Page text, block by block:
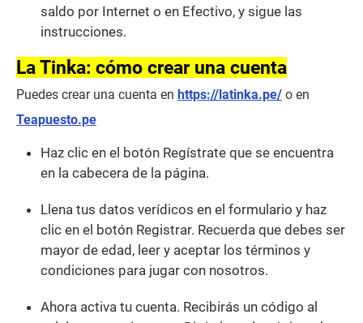
saldo por Internet o en Efectivo, y sigue las
instrucciones.
La Tinka: cómo crear una cuenta
Puedes crear una cuenta en https://latinka.pe/ o en
Teapuesto.pe
Haz clic en el botón Regístrate que se encuentra
en la cabecera de la página.
Llena tus datos verídicos en el formulario y haz
clic en el botón Registrar. Recuerda que debes ser
mayor de edad, leer y aceptar los términos y
condiciones para jugar con nosotros.
Ahora activa tu cuenta. Recibirás un código al